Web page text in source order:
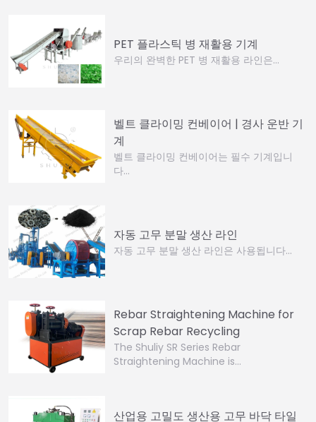
PET 플라스틱 병 재활용 기계
우리의 완벽한 PET 병 재활용 라인은…
벨트 클라이밍 컨베이어 | 경사 운반 기
계
벨트 클라이밍 컨베이어는 필수 기계입니
다…
자동 고무 분말 생산 라인
자동 고무 분말 생산 라인은 사용됩니다...
Rebar Straightening Machine for
Scrap Rebar Recycling
The Shuliy SR Series Rebar
Straightening Machine is…
산업용 고밀도 생산용 고무 바닥 타일